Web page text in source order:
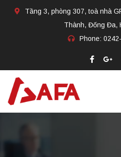
Tầng 3, phòng 307, toà nhà
Thành, Đống Đa,
Phone: